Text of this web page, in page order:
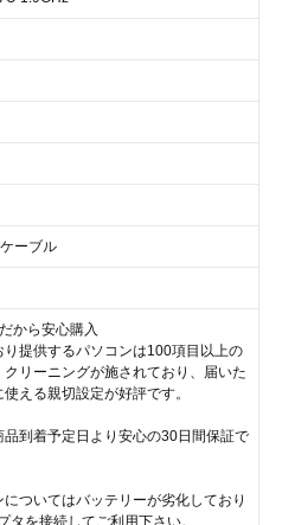
ーブル
から安心購入
り提供するパソコンは100項目以上の
クリーニングが施されており、届いた
える親切設定が好評です。
品到着予定日より安心の30日間保証で
ついてはバッテリーが劣化しており
タを接続してご利用下さい。